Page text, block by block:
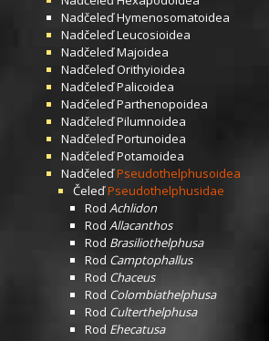
NadčeleďHymenosomatoidea
NadčeleďLeucosioidea
NadčeleďMajoidea
NadčeleďOrithyioidea
NadčeleďPalicoidea
NadčeleďParthenopoidea
NadčeleďPilumnoidea
NadčeleďPortunoidea
NadčeleďPotamoidea
NadčeleďPseudothelphusoidea
ČeleďPseudothelphusidae
Rod Achlidon
Rod Allacanthos
Rod Brasiliothelphusa
Rod Camptophallus
Rod Chaceus
Rod Colombiathelphusa
Rod Culterthelphusa
Rod Ehecatusa